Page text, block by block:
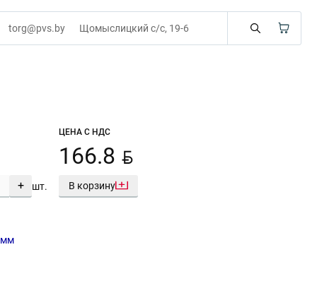
torg@pvs.by Щомыслицкий с/с, 19-6
+ шт.
ЦЕНА С НДС
166.8 BYN
В корзину